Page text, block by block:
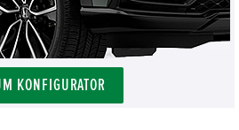
KONFIGURATOR